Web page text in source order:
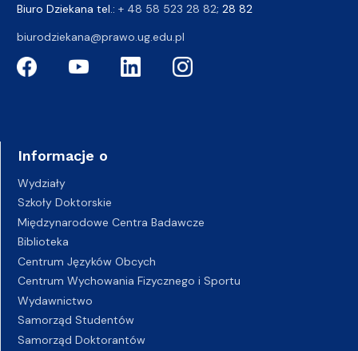
Biuro Dziekana tel.: + 48 58 523 28 82; 28 82
biurodziekana@prawo.ug.edu.pl
Informacje o
Wydziały
Szkoły Doktorskie
Międzynarodowe Centra Badawcze
Biblioteka
Centrum Języków Obcych
Centrum Wychowania Fizycznego i Sportu
Wydawnictwo
Samorząd Studentów
Samorząd Doktorantów